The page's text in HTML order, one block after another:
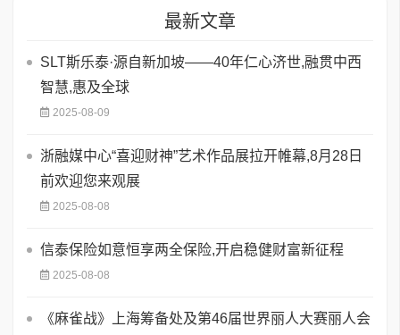
最新文章
SLT斯乐泰·源自新加坡——40年仁心济世,融贯中西
智慧,惠及全球
2025-08-09
浙融媒中心“喜迎财神”艺术作品展拉开帷幕,8月28日
前欢迎您来观展
2025-08-08
信泰保险如意恒享两全保险,开启稳健财富新征程
2025-08-08
《麻雀战》上海筹备处及第46届世界丽人大赛丽人会